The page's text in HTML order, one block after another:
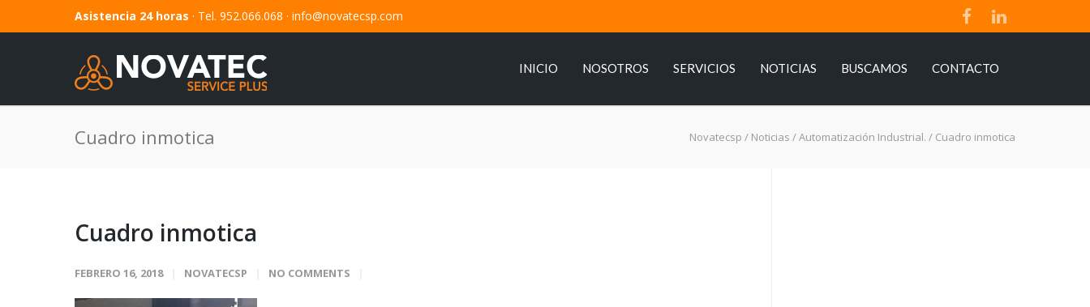
Asistencia 24 horas · Tel. 952.066.068 · info@novatecsp.com
INICIO NOSOTROS SERVICIOS NOTICIAS BUSCAMOS CONTACTO
Cuadro inmotica Novatecsp / Noticias /Automatización Industrial. / Cuadro inmotica
Cuadro inmotica
FEBRERO 16, 2018 NOVATECSP NO COMMENTS